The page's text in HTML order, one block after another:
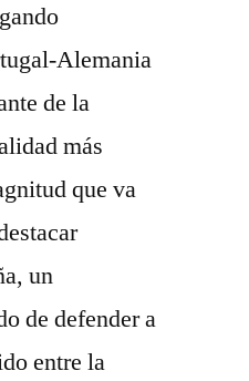
Alemania
de la
más
que va
un
de defender a
entre la